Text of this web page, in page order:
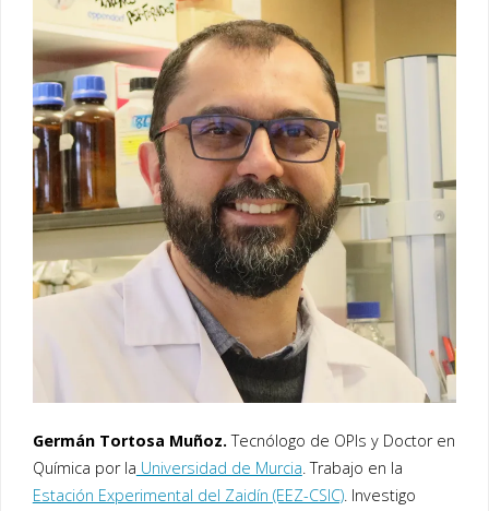
Germán Tortosa Muñoz.Tecnólogo de OPIs y Doctor en
Química por la Universidad de Murcia. Trabajo en la
Estación Experimental del Zaidín (EEZ-CSIC). Investigo